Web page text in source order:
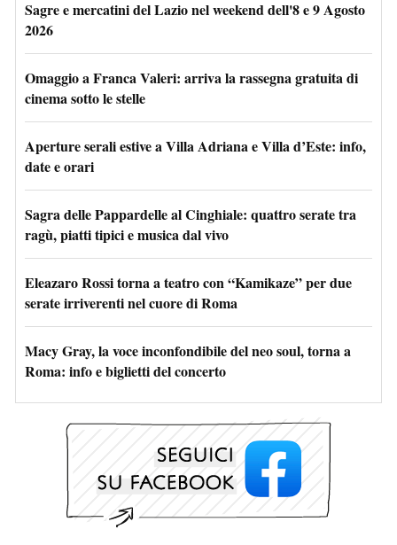
Sagre e mercatini del Lazio nel weekend dell'8 e 9 Agosto
2026
Omaggio a Franca Valeri: arriva la rassegna gratuita di
cinema sotto le stelle
Aperture serali estive a Villa Adriana e Villa d’Este: info,
date e orari
Sagra delle Pappardelle al Cinghiale: quattro serate tra
ragù, piatti tipici e musica dal vivo
Eleazaro Rossi torna a teatro con “Kamikaze” per due
serate irriverenti nel cuore di Roma
Macy Gray, la voce inconfondibile del neo soul, torna a
Roma: info e biglietti del concerto